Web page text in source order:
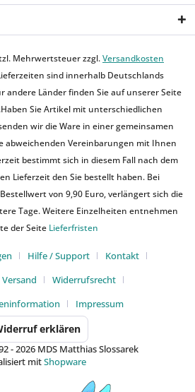
Mehrwertsteuer zzgl.Versandkosten
sind innerhalb Deutschlands
andere Länder finden Sie auf unserer Seite
.Haben Sie Artikel mit unterschiedlichen
wir die Ware in einer gemeinsamen
abweichenden Vereinbarungen mit Ihnen
bestimmt sich in diesem Fall nach dem
Lieferzeit den Sie bestellt haben. Bei
von 9,90 Euro, verlängert sich die
Tage. Weitere Einzelheiten entnehmen
der Seite Lieferfristen
Hilfe / Support
Kontakt
Widerrufsrecht
Impressum
erklären
- 2026 MDS Matthias Slossarek
mitShopware